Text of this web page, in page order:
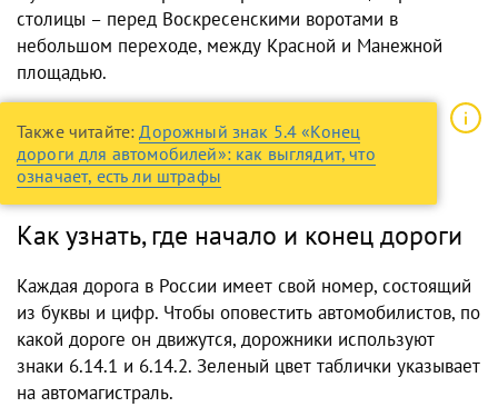
столицы – перед Воскресенскими воротами в
небольшом переходе, между Красной и Манежной
площадью.
Также читайте:Дорожный знак 5.4 «Конец
дороги для автомобилей»: как выглядит, что
означает, есть ли штрафы
Как узнать, где начало и конец дороги
Каждая дорога в России имеет свой номер, состоящий
из буквы и цифр. Чтобы оповестить автомобилистов, по
какой дороге он движутся, дорожники используют
знаки 6.14.1 и 6.14.2. Зеленый цвет таблички указывает
на автомагистраль.